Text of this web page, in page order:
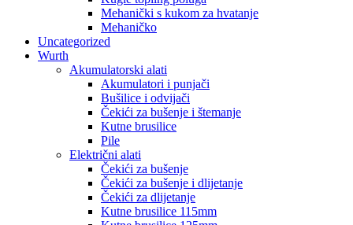
Mehanički s kukom za hvatanje
Mehaničko
Uncategorized
Wurth
Akumulatorski alati
Akumulatori i punjači
Bušilice i odvijači
Čekići za bušenje i štemanje
Kutne brusilice
Pile
Električni alati
Čekići za bušenje
Čekići za bušenje i dlijetanje
Čekići za dlijetanje
Kutne brusilice 115mm